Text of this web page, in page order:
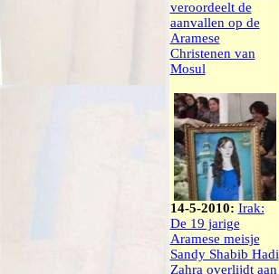
veroordeelt de
aanvallen op de
Aramese
Christenen van
Mosul
14-5-2010: Irak:
De 19 jarige
Aramese meisje
Sandy Shabib Hadi
Zahra overlijdt aan